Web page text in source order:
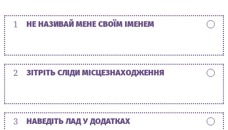
1 НЕ НАЗИВАЙ МЕНЕ СВОЇМ ІМЕНЕМ
2 ЗІТРІТЬ СЛІДИ МІСЦЕЗНАХОДЖЕННЯ
3 НАВЕДІТЬ ЛАД У ДОДАТКАХ